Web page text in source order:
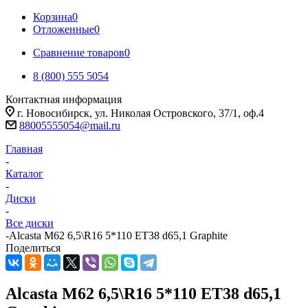
Корзина0
Отложенные0
Сравнение товаров0
8 (800) 555 5054
Контактная информация
г. Новосибирск, ул. Николая Островского, 37/1, оф.4
88005555054@mail.ru
Главная
-
Каталог
-
Диски
-
Все диски
-Alcasta M62 6,5\R16 5*110 ET38 d65,1 Graphite
Поделиться
Alcasta M62 6,5\R16 5*110 ET38 d65,1